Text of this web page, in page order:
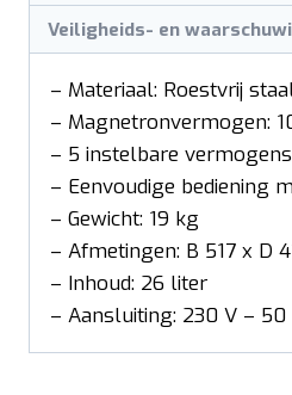
Veiligheids- en
– Materiaal: Roestvrij
– Magnetronvermogen:
– 5 instelbare
– Eenvoudige bediening
– Gewicht: 19 kg
– Afmetingen: B 517 x D
– Inhoud: 26 liter
– Aansluiting: 230 V – 50